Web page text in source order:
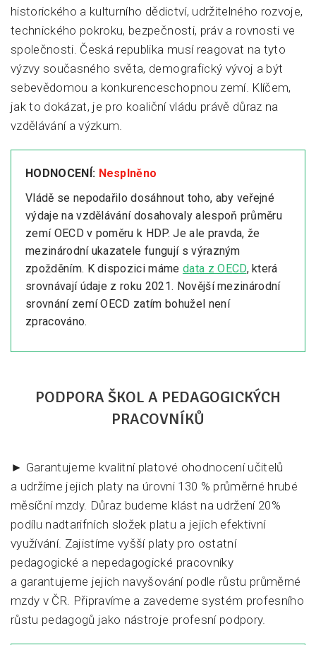
historického a kulturního dědictví, udržitelného rozvoje,
technického pokroku, bezpečnosti, práv a rovnosti ve
společnosti. Česká republika musí reagovat na tyto
výzvy současného světa, demografický vývoj a být
sebevědomou a konkurenceschopnou zemí. Klíčem,
jak to dokázat, je pro koaliční vládu právě důraz na
vzdělávání a výzkum.
HODNOCENÍ: Nesplněno
Vládě se nepodařilo dosáhnout toho, aby veřejné
výdaje na vzdělávání dosahovaly alespoň průměru
zemí OECD v poměru k HDP. Je ale pravda, že
mezinárodní ukazatele fungují s výrazným
zpožděním. K dispozici máme data z OECD, která
srovnávají údaje z roku 2021. Novější mezinárodní
srovnání zemí OECD zatím bohužel není
zpracováno.
PODPORA ŠKOL A PEDAGOGICKÝCH
PRACOVNÍKŮ
► Garantujeme kvalitní platové ohodnocení učitelů
a udržíme jejich platy na úrovni 130 % průměrné hrubé
měsíční mzdy. Důraz budeme klást na udržení 20%
podílu nadtarifních složek platu a jejich efektivní
využívání. Zajistíme vyšší platy pro ostatní
pedagogické a nepedagogické pracovníky
a garantujeme jejich navyšování podle růstu průměrné
mzdy v ČR. Připravíme a zavedeme systém profesního
růstu pedagogů jako nástroje profesní podpory.